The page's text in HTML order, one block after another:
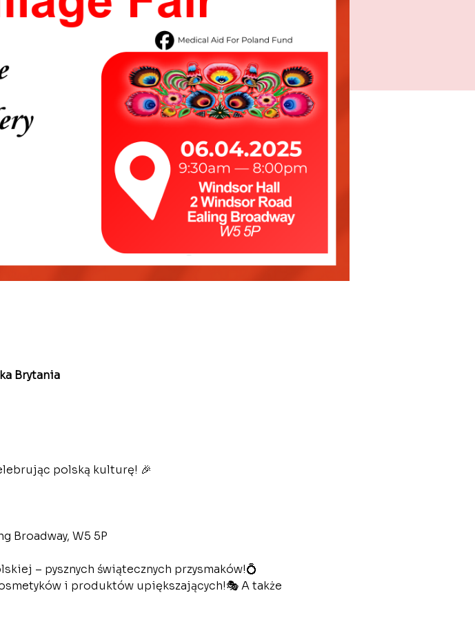
Brytania
polską kulturę! 🎉
Broadway, W5 5P
– pysznych świątecznych przysmaków!💍
i produktów upiększających!🎭 A także